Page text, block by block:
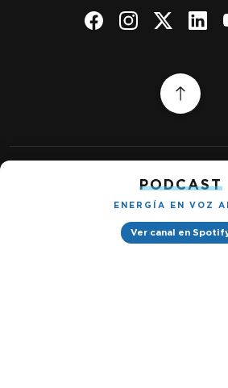
PODCAST
ENERGÍA EN VOZ
Ver canal en
Política de privacidad
Petróleo & Energía ©